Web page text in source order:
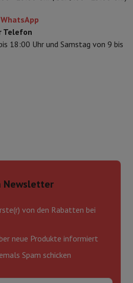
Telefon
18:00 Uhr und Samstag von 9 bis
Newsletter
von den Rabatten bei
neue Produkte informiert
Spam schicken